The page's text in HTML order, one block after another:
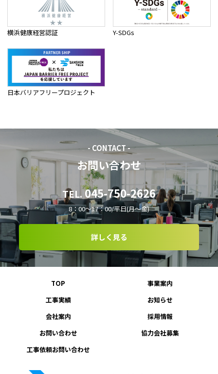
横浜健康経営認証 Y-SDGs
日本バリアフリープロジェクト
- CONTACT -
お問い合わせ
TEL.045-750-2626
8：00～17：00/平日(月～金)
詳しく見る
TOP
事業案内
工事実績
お知らせ
会社案内
採用情報
お問い合わせ
協力会社募集
工事依頼お問い合わせ